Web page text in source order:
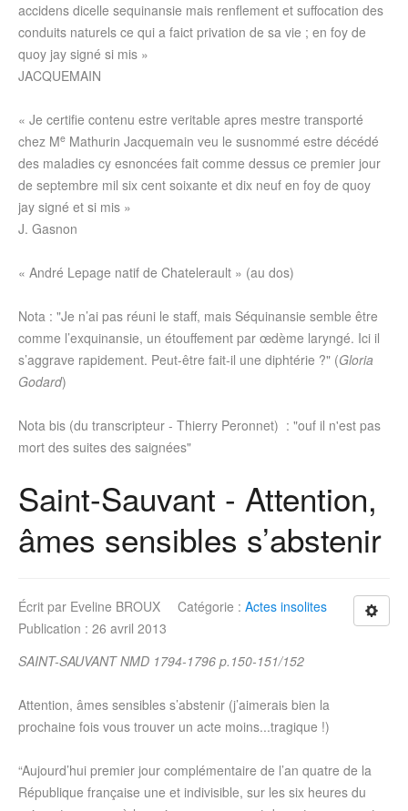
accidens dicelle sequinansie mais renflement et suffocation des
conduits naturels ce qui a faict privation de sa vie ; en foy de
quoy jay signé si mis »
JACQUEMAIN
« Je certifie contenu estre veritable apres mestre transporté
chez Me Mathurin Jacquemain veu le susnommé estre décédé
des maladies cy esnoncées fait comme dessus ce premier jour
de septembre mil six cent soixante et dix neuf en foy de quoy
jay signé et si mis »
J. Gasnon
« André Lepage natif de Chatelerault » (au dos)
Nota : "Je n’ai pas réuni le staff, mais Séquinansie semble être
comme l’exquinansie, un étouffement par œdème laryngé. Ici il
s’aggrave rapidement. Peut-être fait-il une diphtérie ?" (Gloria
Godard)
Nota bis (du transcripteur - Thierry Peronnet) : "ouf il n'est pas
mort des suites des saignées"
Saint-Sauvant - Attention,
âmes sensibles s’abstenir
Écrit par Eveline BROUX Catégorie : Actes insolites
Publication : 26 avril 2013
SAINT-SAUVANT NMD 1794-1796 p.150-151/152
Attention, âmes sensibles s’abstenir (j’aimerais bien la
prochaine fois vous trouver un acte moins...tragique !)
“Aujourd’hui premier jour complémentaire de l’an quatre de la
République française une et indivisible, sur les six heures du